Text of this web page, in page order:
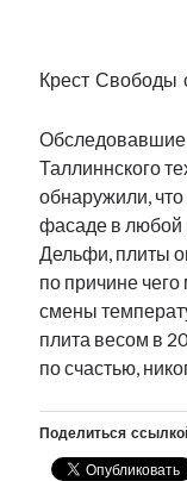
Крест Свободы
Обследовавшие
Таллиннского
обнаружили,
фасаде в любой
Дельфи, плиты
по причине чего
смены
плита весом в
по счастью,
Поделиться